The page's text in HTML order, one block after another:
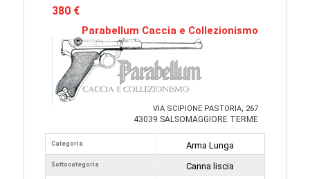
380 €
Parabellum Caccia e Collezionismo
VIA SCIPIONE PASTORIA, 267
43039 SALSOMAGGIORE TERME
Categoria
Sottocategoria
Arma Lunga
Canna liscia